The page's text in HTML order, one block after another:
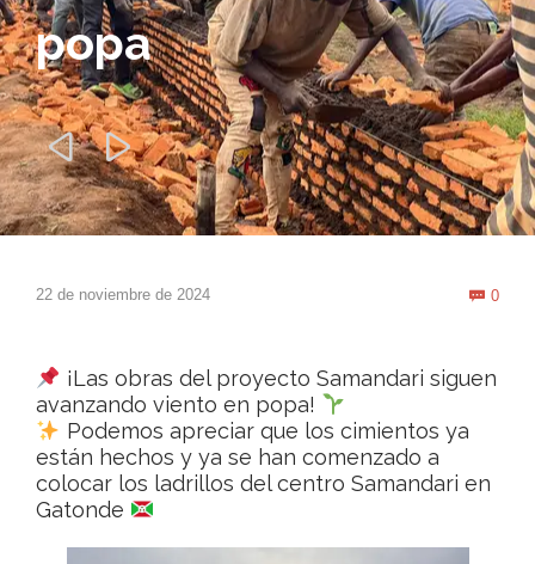
popa
 
22 de noviembre de 2024  0
¡Las obras del proyecto Samandari siguen
avanzando viento en popa!
Podemos apreciar que los cimientos ya
están hechos y ya se han comenzado a
colocar los ladrillos del centro Samandari en
Gatonde